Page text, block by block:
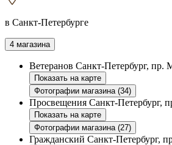
в Санкт-Петербурге
4 магазина
Ветеранов Санкт-Петербург, пр.
Показать на карте
Фотографии магазина (34)
Просвещения Санкт-Петербург,
Показать на карте
Фотографии магазина (27)
Гражданский Санкт-Петербург,